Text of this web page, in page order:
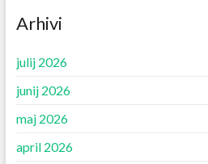
Arhivi
julij 2026
junij 2026
maj 2026
april 2026